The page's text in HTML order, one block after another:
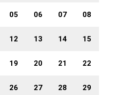
05 06 07 08
12 13 14 15
19 20 21 22
26 27 28 29